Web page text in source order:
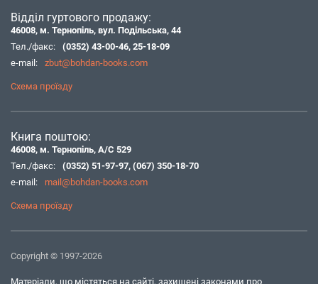
Відділ гуртового продажу:
46008, м. Тернопіль, вул. Подільська, 44
Тел./факс:
(0352) 43-00-46, 25-18-09
e-mail:
zbut@bohdan-books.com
Схема проїзду
Книга поштою:
46008, м. Тернопіль, А/С 529
Тел./факс:
(0352) 51-97-97, (067) 350-18-70
e-mail:
mail@bohdan-books.com
Схема проїзду
Copyright © 1997-2026
Матеріали, що містяться на сайті, захищені законами про